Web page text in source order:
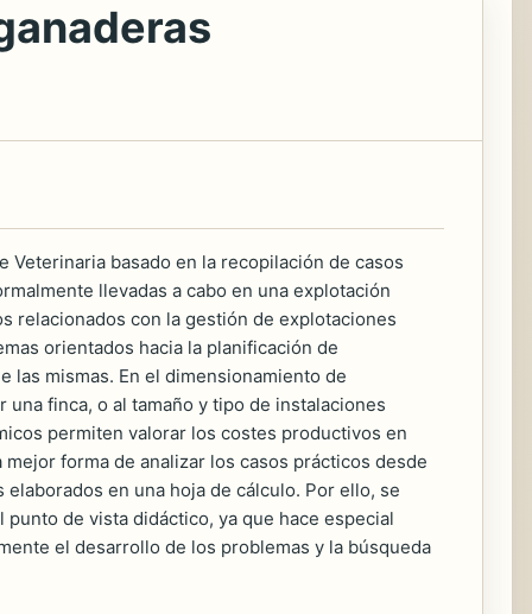
Veterinaria basado en la recopilación de casos
llevadas a cabo en una explotación
relacionados con la gestión de explotaciones
orientados hacia la planificación de
las mismas. En el dimensionamiento de
finca, o al tamaño y tipo de instalaciones
permiten valorar los costes productivos en
forma de analizar los casos prácticos desde
en una hoja de cálculo. Por ello, se
de vista didáctico, ya que hace especial
el desarrollo de los problemas y la búsqueda